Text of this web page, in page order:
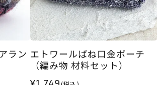
ラン エトワールばね口金ポーチ
（編み物 材料セット）